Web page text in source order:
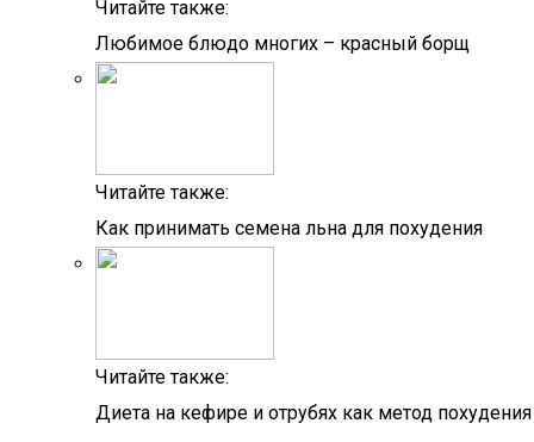
Читайте также:
Любимое блюдо многих – красный борщ
Читайте также:
Как принимать семена льна для похудения
Читайте также:
Диета на кефире и отрубях как метод похудения